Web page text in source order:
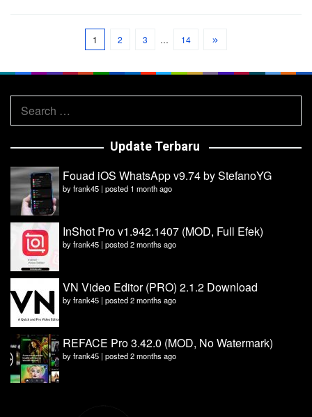
1 2 3 … 14
Search
for:
Update Terbaru
Fouad iOS WhatsApp v9.74 by StefanoYG
byfrank45 | posted 1 month ago
InShot Pro v1.942.1407 (MOD, Full Efek)
byfrank45 | posted 2 months ago
VN Video Editor (PRO) 2.1.2 Download
byfrank45 | posted 2 months ago
REFACE Pro 3.42.0 (MOD, No Watermark)
byfrank45 | posted 2 months ago